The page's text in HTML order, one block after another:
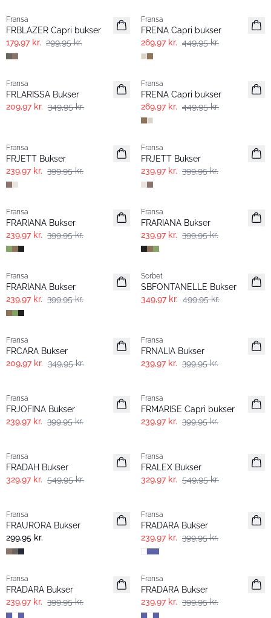
Fransa
FRBLAZER Capri bukser
179,97 kr. 299,95 kr.
Fransa
FRENA Capri bukser
269,97 kr. 449,95 kr.
- 40%
Fransa
FRLARISSA Bukser
209,97 kr. 349,95 kr.
- 40%
Fransa
FRENA Capri bukser
269,97 kr. 449,95 kr.
Fransa
FRJETT Bukser
239,97 kr. 399,95 kr.
- 40%
Fransa
FRJETT Bukser
239,97 kr. 399,95 kr.
- 40%
Fransa
FRARIANA Bukser
239,97 kr. 399,95 kr.
- 40%
Fransa
FRARIANA Bukser
239,97 kr. 399,95 kr.
- 40%
Fransa
FRARIANA Bukser
239,97 kr. 399,95 kr.
-30%
Sorbet
SBFONTANELLE Bukser
349,97 kr. 499,95 kr.
- 40%
Fransa
FRCARA Bukser
209,97 kr. 349,95 kr.
Fransa
FRNALIA Bukser
239,97 kr. 399,95 kr.
Fransa
FRJOFINA Bukser
239,97 kr. 399,95 kr.
Fransa
FRMARISE Capri bukser
239,97 kr. 399,95 kr.
Fransa
FRADAH Bukser
329,97 kr. 549,95 kr.
Fransa
FRALEX Bukser
329,97 kr. 549,95 kr.
Fransa
FRAURORA Bukser
299,95 kr.
Fransa
FRADARA Bukser
239,97 kr. 399,95 kr.
- 40%
Fransa
FRADARA Bukser
239,97 kr. 399,95 kr.
- 40%
Fransa
FRADARA Bukser
239,97 kr. 399,95 kr.